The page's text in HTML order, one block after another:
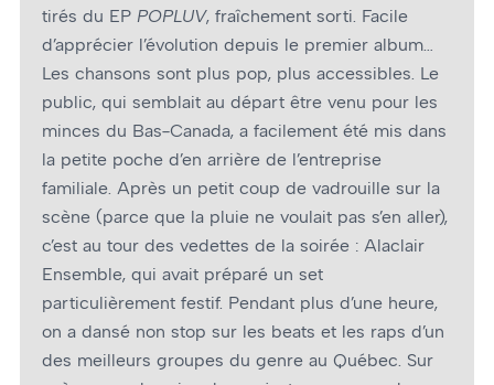
tirés du EP POPLUV, fraîchement sorti. Facile
d’apprécier l’évolution depuis le premier album…
Les chansons sont plus pop, plus accessibles. Le
public, qui semblait au départ être venu pour les
minces du Bas-Canada, a facilement été mis dans
la petite poche d’en arrière de l’entreprise
familiale. Après un petit coup de vadrouille sur la
scène (parce que la pluie ne voulait pas s’en aller),
c’est au tour des vedettes de la soirée : Alaclair
Ensemble, qui avait préparé un set
particulièrement festif. Pendant plus d’une heure,
on a dansé non stop sur les beats et les raps d’un
des meilleurs groupes du genre au Québec. Sur